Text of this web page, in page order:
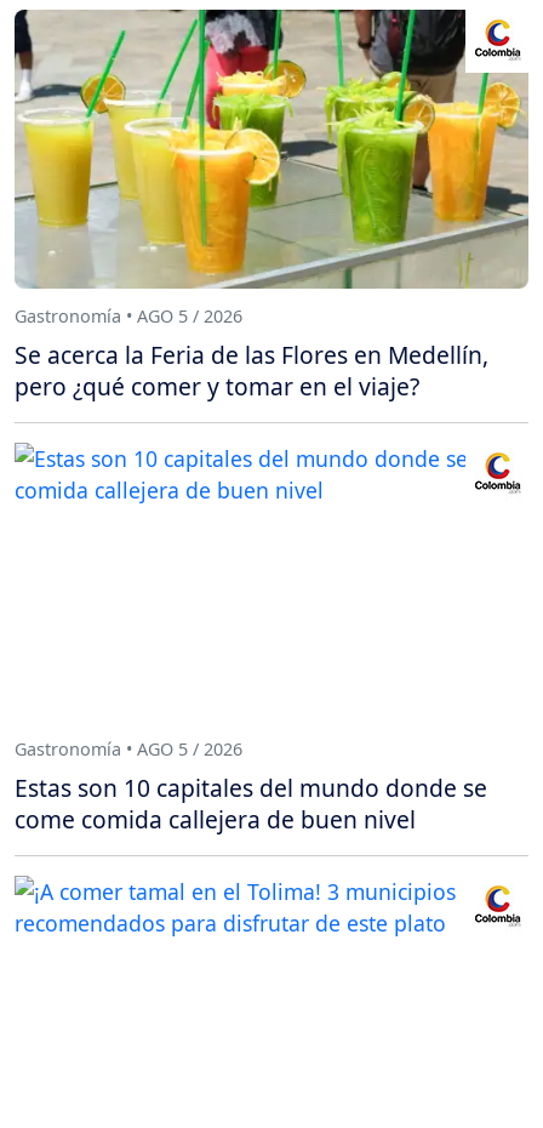
Gastronomía • AGO 5 / 2026
Se acerca la Feria de las Flores en Medellín,
pero ¿qué comer y tomar en el viaje?
Gastronomía • AGO 5 / 2026
Estas son 10 capitales del mundo donde se
come comida callejera de buen nivel